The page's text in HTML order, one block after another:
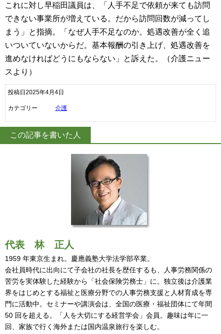
これに対し早稲田議員は、「人手不足で依頼が来ても訪問
できない事業所が増えている。だから訪問回数が減ってし
まう」と指摘。「なぜ人手不足なのか。処遇改善が全く追
いついていないからだ。基本報酬の引き上げ、処遇改善を
進めなければどうにもならない」と訴えた。（介護ニュー
スより）
投稿日2025年4月4日
カテゴリー 介護
この記事を書いた人
代表 林 正人
1959 年東京生まれ。慶應義塾大学法学部卒業。
会社員時代に出向にて子会社の社長を歴任するも、人事労務関係の
苦労を実体験した経験から「社会保険労務士」に。独立後は介護業
界をはじめとする福祉と医療分野での人事労務支援と人材育成を専
門に活動中。セミナーや講演会は、全国の医療・福祉団体にて年間
50 回を超える。「人を大切にする経営学会」会員。趣味は年に一
回、家族で行く海外または国内温泉旅行を楽しむ。